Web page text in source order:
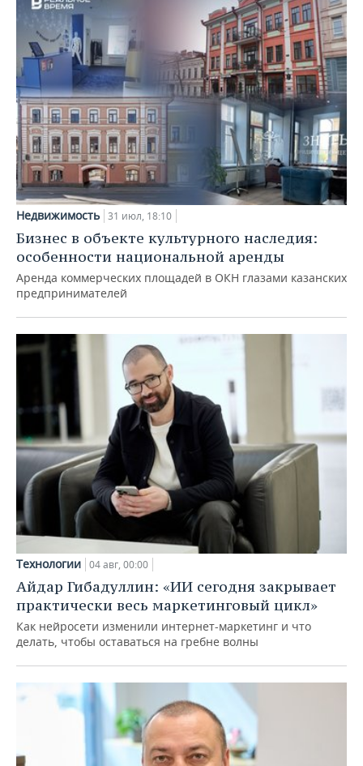
Недвижимость 31 июл, 18:10
Бизнес в объекте культурного наследия:
особенности национальной аренды
Аренда коммерческих площадей в ОКН глазами казанских
предпринимателей
Технологии 04 авг, 00:00
Айдар Гибадуллин: «ИИ сегодня закрывает
практически весь маркетинговый цикл»
Как нейросети изменили интернет-маркетинг и что
делать, чтобы оставаться на гребне волны